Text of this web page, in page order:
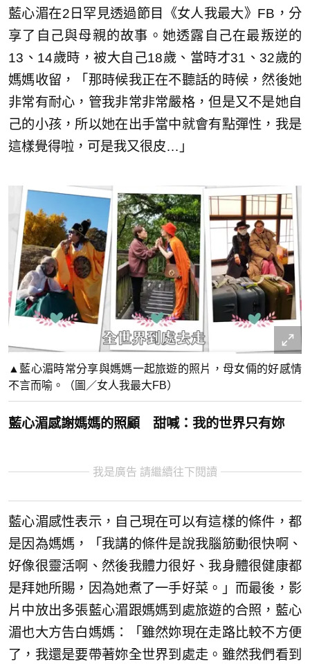
藍心湄在2日罕見透過節目《女人我最大》FB，分
享了自己與母親的故事。她透露自己在最叛逆的
13、14歲時，被大自己18歲、當時才31、32歲的
媽媽收留，「那時候我正在不聽話的時候，然後她
非常有耐心，管我非常非常嚴格，但是又不是她自
己的小孩，所以她在出手當中就會有點彈性，我是
這樣覺得啦，可是我又很皮…」
▲藍心湄時常分享與媽媽一起旅遊的照片，母女倆的好感情
不言而喻。（圖／女人我最大FB）
藍心湄感謝媽媽的照顧 甜喊：我的世界只有妳
我是廣告 請繼續往下閱讀
藍心湄感性表示，自己現在可以有這樣的條件，都
是因為媽媽，「我講的條件是說我腦筋動很快啊、
好像很靈活啊、然後我體力很好、我身體很健康都
是拜她所賜，因為她煮了一手好菜。」而最後，影
片中放出多張藍心湄跟媽媽到處旅遊的合照，藍心
湄也大方告白媽媽：「雖然妳現在走路比較不方便
了，我還是要帶著妳全世界到處走。雖然我們看到